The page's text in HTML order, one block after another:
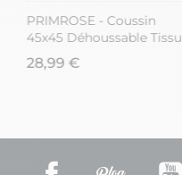
PRIMROSE - Coussin
45x45 Déhoussable Tissu
Déperlant Corail
28,99 €
Facebook